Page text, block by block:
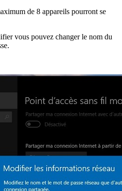
de 8 appareils pourront se
vous pouvez changer le nom du